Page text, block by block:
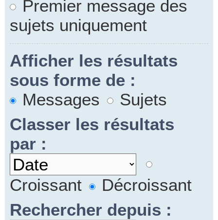
Premier message des
sujets uniquement
Afficher les résultats
sous forme de :
Messages
Sujets
Classer les résultats
par :
Croissant
Décroissant
Rechercher depuis :